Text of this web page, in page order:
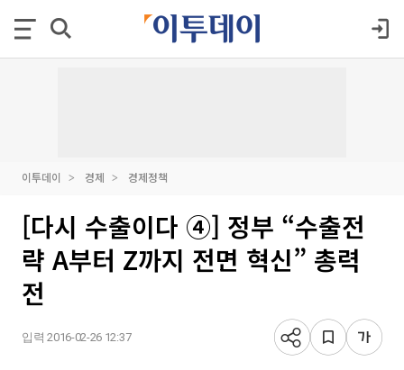
이투데이 경제 경제정책
[다시 수출이다 ④] 정부 “수출전
략 A부터 Z까지 전면 혁신” 총력
전
입력 2016-02-26 12:37